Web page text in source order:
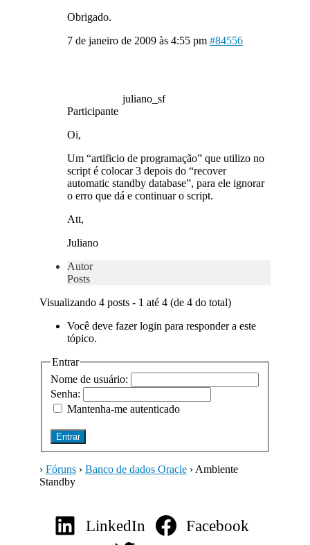
Obrigado.
7 de janeiro de 2009 às 4:55 pm #84556
juliano_sf
Participante
Oi,
Um “artificio de programação” que utilizo no
script é colocar 3 depois do “recover
automatic standby database”, para ele ignorar
o erro que dá e continuar o script.
Att,
Juliano
Autor
Posts
Visualizando 4 posts - 1 até 4 (de 4 do total)
Você deve fazer login para responder a este
tópico.
Entrar
Nome de usuário:
Senha:
Mantenha-me autenticado
Entrar
› Fóruns › Banco de dados Oracle › Ambiente
Standby
LinkedIn
Facebook